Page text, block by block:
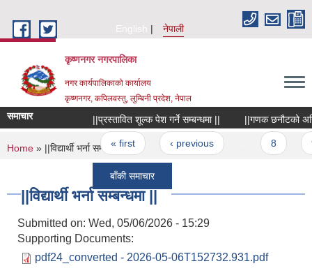
English
नेपाली
कृष्णनगर नगरपालिका
नगर कार्यपालिकाको कार्यालय
कृष्णनगर, कपिलवस्तु, लुम्बिनी प्रदेश, नेपाल
समाचार ||प्रस्तावित शूल्क पेश गर्ने सम्बन्धमा || ||गणक छनौटको
Pages
« first ‹ previous
बाँकी समाचार
You are here
Home » ||विद्यार्थी भर्ना सम्बन्धमा ||
||विद्यार्थी भर्ना सम्बन्धमा ||
Submitted on: Wed, 05/06/2026 - 15:29
Supporting Documents:
pdf24_converted - 2026-05-06T152732.931.pdf